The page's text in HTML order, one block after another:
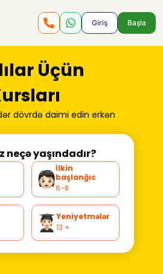
Giriş Başla
Üçün
dövrdə daimi edin erkən
neçə yaşındadır?
İlkin
başlanğıc
6-8
Yeniyetmələr
13 +